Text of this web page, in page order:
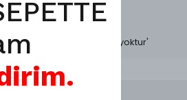
Boy : 22 cm
Değişim mevcuttur, iade yoktur'